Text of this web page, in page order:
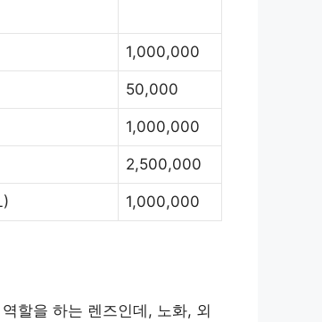
1,000,000
50,000
1,000,000
2,500,000
1,000,000
할을 하는 렌즈인데, 노화, 외